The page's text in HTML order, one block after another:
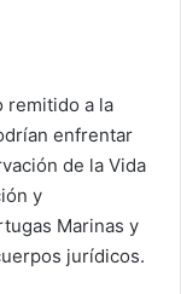
remitido a la
enfrentar
de la Vida
y
Marinas y
jurídicos.